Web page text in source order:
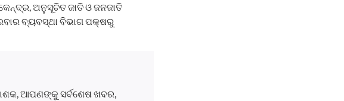
ଅନୁସୂଚିତ ଜାତି ଓ ଜନଜାତି
ବ୍ୟବସ୍ଥା ବିଭାଗ ପକ୍ଷରୁ
ଆପଣଙ୍କୁ ସର୍ବଶେଷ ଖବର,